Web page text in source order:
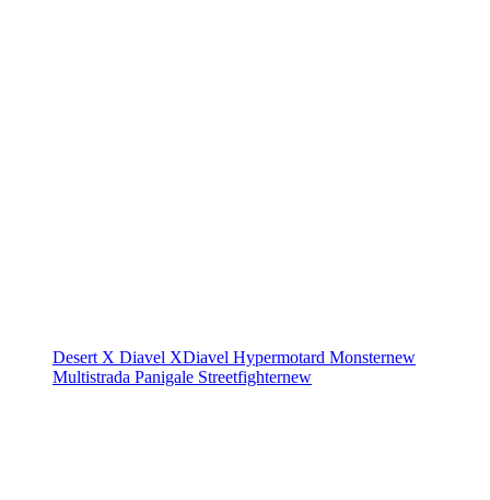
Desert X Diavel XDiavel Hypermotard Monsternew
Multistrada Panigale Streetfighternew